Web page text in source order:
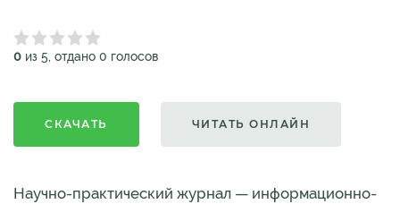
0 из 5, отдано 0 голосов
СКАЧАТЬ ЧИТАТЬ ОНЛАЙН
Научно-практический журнал — информационно-